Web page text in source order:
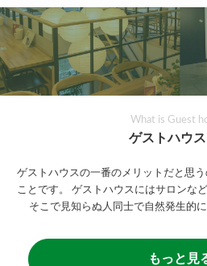
What is Guest
ゲストハウ
ゲストハウスの一番のメリットだと思う
ことです。
ゲストハウスにはサロンな
そこで見知らぬ人同士で自然発生的
もっと見